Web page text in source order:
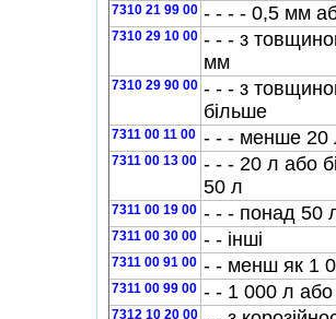
7310 21 99 00 - - - - 0,5 мм
7310 29 10 00 - - - з
мм
7310 29 90 00 - - - з
бiльше
7311 00 11 00 - - - менше 20
7311 00 13 00 - - - 20 л або
50 л
7311 00 19 00 - - - понад 50
7311 00 30 00 - - iншi
7311 00 91 00 - - менш як 1
7311 00 99 00 - - 1 000 л
7312 10 20 00